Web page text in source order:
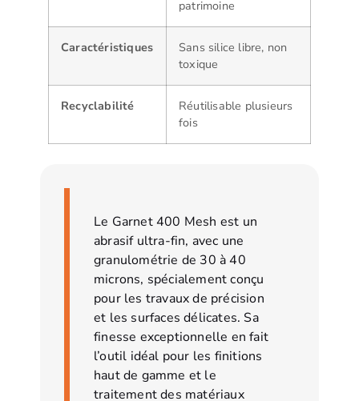
patrimoine
Caractéristiques
Sans silice libre, non
toxique
Recyclabilité
Réutilisable plusieurs
fois
Le Garnet 400 Mesh est un
abrasif ultra-fin, avec une
granulométrie de 30 à 40
microns, spécialement conçu
pour les travaux de précision
et les surfaces délicates. Sa
finesse exceptionnelle en fait
l’outil idéal pour les finitions
haut de gamme et le
traitement des matériaux